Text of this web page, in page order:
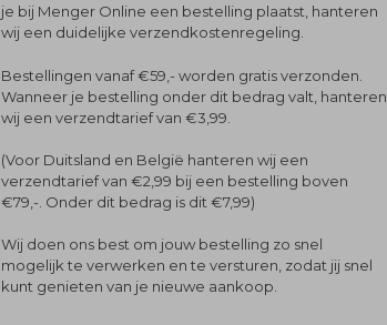
je bij Menger Online een bestelling plaatst, hanteren
wij een duidelijke verzendkostenregeling.
Bestellingen vanaf €59,- worden gratis verzonden.
Wanneer je bestelling onder dit bedrag valt, hanteren
wij een verzendtarief van €3,99.
(Voor Duitsland en België hanteren wij een
verzendtarief van €2,99 bij een bestelling boven
€79,-. Onder dit bedrag is dit €7,99)
Wij doen ons best om jouw bestelling zo snel
mogelijk te verwerken en te versturen, zodat jij snel
kunt genieten van je nieuwe aankoop.